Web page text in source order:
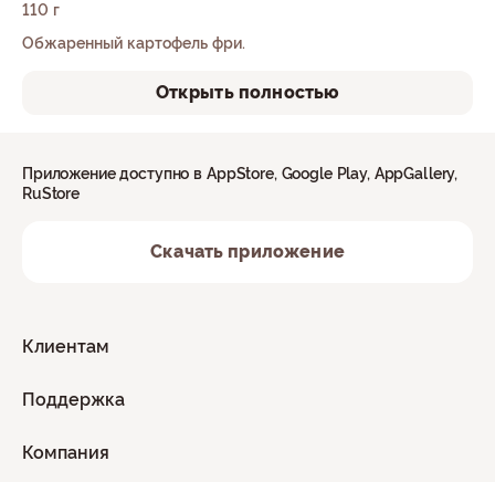
110 г
Обжаренный картофель фри.
Открыть полностью
Клиентам
Поддержка
Компания
Приложение доступно в AppStore, Google Play, AppGallery,
RuStore
Скачать приложение